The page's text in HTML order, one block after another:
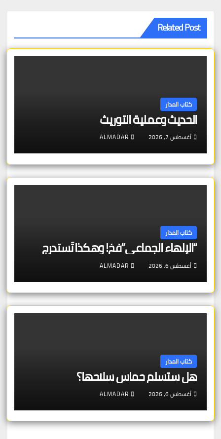
Related Post
كتاب المدار
الحديث وعملية التوريث
أغسطس 7, 2026 ALMADAR
كتاب المدار
“الإلهاء الجماعي”فخ! وهكذا تُستدرج
أغسطس 6, 2026 ALMADAR
كتاب المدار
هل ستسلم حماس سلاحها؟
أغسطس 6, 2026 ALMADAR